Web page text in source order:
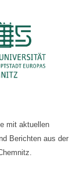
mit aktuellen
Berichten aus der